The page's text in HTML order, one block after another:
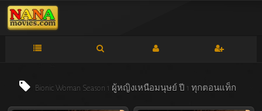
Bionic Woman Season 1 ผู้หญิงเหนือมนุษย์ ปี 1 ทุกตอนแท็ก